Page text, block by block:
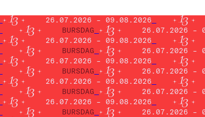
26.07.2026 – 09.08.2026
BURSDAG 26.07.2026 –
26.07.2026 – 09.08.2026
BURSDAG 26.07.2026 –
26.07.2026 – 09.08.2026
BURSDAG 26.07.2026 –
26.07.2026 – 09.08.2026
BURSDAG 26.07.2026 –
26.07.2026 – 09.08.2026
BURSDAG 26.07.2026 –